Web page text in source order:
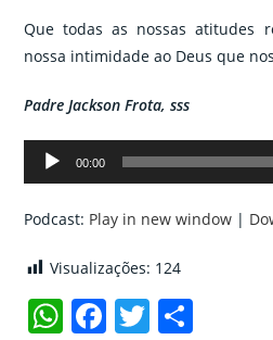
Que todas as nossas atitudes
nossa intimidade ao Deus que
Padre Jackson Frota, sss
Tocador
de
00:00
Podcast: Play in new window |
Visualizações: 124
W F T